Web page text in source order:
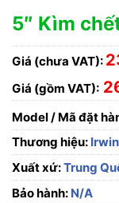
5″ Kìm
Giá (chưa VAT):
Giá (gồm VAT):
Model / Mã đặt
Thương hiệu: Irwin
Xuất xứ:Trung
Bảo hành: N/A